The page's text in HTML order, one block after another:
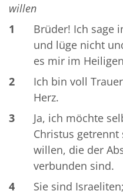
willen
1
Brüder! Ich sage
und lüge nicht
es mir im
2
Ich bin voll
Herz.
3
Ja, ich möchte
Christus
willen, die der
verbunden sind.
4
Sie sind